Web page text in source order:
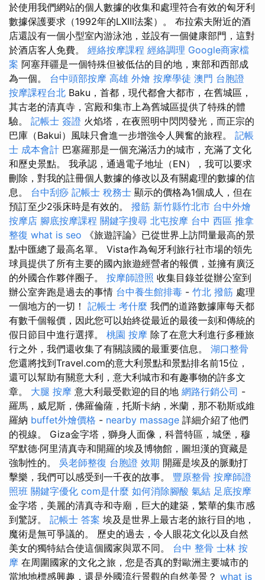
於使用我們網站的個人數據的收集和處理符合有效的匈牙利
數據保護要求（1992年的LXIII法案）。 布拉索夫附近的酒
店還設有一個小型室內游泳池，並設有一個健康部門，這對
於酒店客人免費。 經絡按摩課程 經絡調理 Google商家檔
案 阿塞拜疆是一個特殊但被低估的目的地，東部和西部成
為一個。 台中頭部按摩 高雄 外燴 按摩學徒 澳門 台胞證
按摩課程台北 Baku，首都，現代都會大都市，在舊城區，
其古老的清真寺，宮殿和集市上為舊城區提供了特殊的體
驗。 記帳士 簽證 火焰塔，在夜照明中閃閃發光，而正宗的
巴庫（Bakui）風味只會進一步增強令人興奮的旅程。 記帳
士 成本會計 巴塞羅那是一個充滿活力的城市，充滿了文化
和歷史景點。 我承認，通過電子地址（EN），我可以要求
刪除，對我的註冊個人數據的修改以及有關處理的數據的信
息。 台中刮痧 記帳士 稅務士 顯示的價格為1個成人，但在
預訂至少2張床時是有效的。 撥筋 新竹縣竹北市 台中外燴
按摩店 腳底按摩課程 關鍵字搜尋 北屯按摩 台中 西區 推拿
整復 what is seo 《旅遊評論》已從世界上訪問量最高的景
點中匯總了最高名單。 Vista作為匈牙利旅行社市場的領先
球員提供了所有主要的國內旅遊經營者的報價，並擁有廣泛
的外國合作夥伴圈子。 按摩師證照 收集目錄並從辦公室到
辦公室奔跑是過去的事情 台中養生館排毒 - 竹北 撥筋 處理
一個地方的一切！ 記帳士 考什麼 我們的道路數據庫每天都
有數千個報價，因此您可以始終從最近的最後一刻和傳統的
假日節目中進行選擇。 桃園 按摩 除了在意大利進行多種旅
行之外，我們還收集了有關該國的最重要信息。 湖口整骨
您還將找到Travel.com的意大利景點和景點排名前15位，
還可以幫助有關意大利，意大利城市和有趣事物的許多文
章。 大腿 按摩 意大利最受歡迎的目的地 網路行銷公司 -
羅馬，威尼斯，佛羅倫薩，托斯卡納，米蘭，那不勒斯或維
羅納 buffet外燴價格 - nearby massage 詳細介紹了他們
的視線。 Giza金字塔，獅身人面像，科普特區，城堡，穆
罕默德·阿里清真寺和開羅的埃及博物館，圖坦漢的寶藏是
強制性的。 吳老師整復 台胞證 效期 開羅是埃及的脈動打
擊樂，我們可以感受到一千夜的故事。 豐原整骨 按摩師證
照班 關鍵字優化 com是什麼 如何消除腳酸 氣結 足底按摩
金字塔，美麗的清真寺和寺廟，巨大的建築，繁華的集市感
到驚訝。 記帳士 答案 埃及是世界上最古老的旅行目的地，
魔術是無可爭議的。 歷史的過去，令人眼花文化以及自然
美女的獨特結合使這個國家與眾不同。 台中 整骨 士林 按
摩 在周圍國家的文化之旅，您是否真的對歐洲主要城市的
當地地標感興趣，還是外國流行景觀的自然美景？ what is